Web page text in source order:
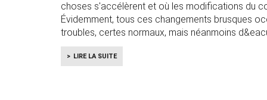
choses s'accélèrent et où les modifications du
Évidemment, tous ces changements brusques
troubles, certes normaux, mais néanmoins
LIRE LA SUITE